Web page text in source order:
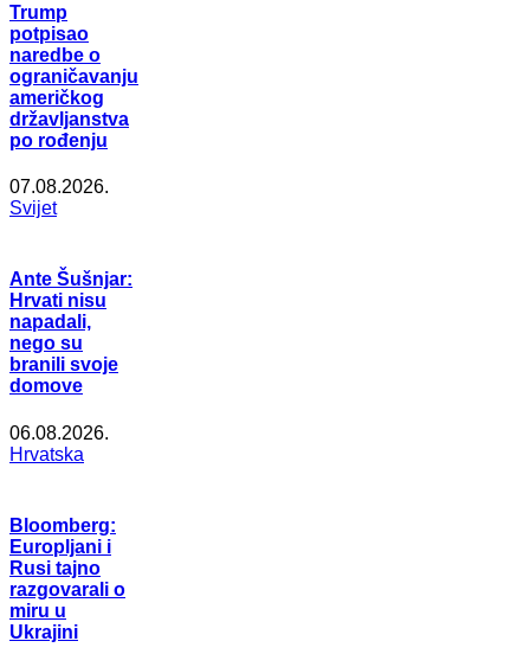
Trump
potpisao
naredbe o
ograničavanju
američkog
državljanstva
po rođenju
07.08.2026.
Svijet
Ante Šušnjar:
Hrvati nisu
napadali,
nego su
branili svoje
domove
06.08.2026.
Hrvatska
Bloomberg:
Europljani i
Rusi tajno
razgovarali o
miru u
Ukrajini